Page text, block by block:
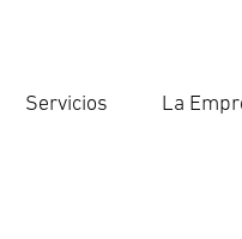
Servicios La